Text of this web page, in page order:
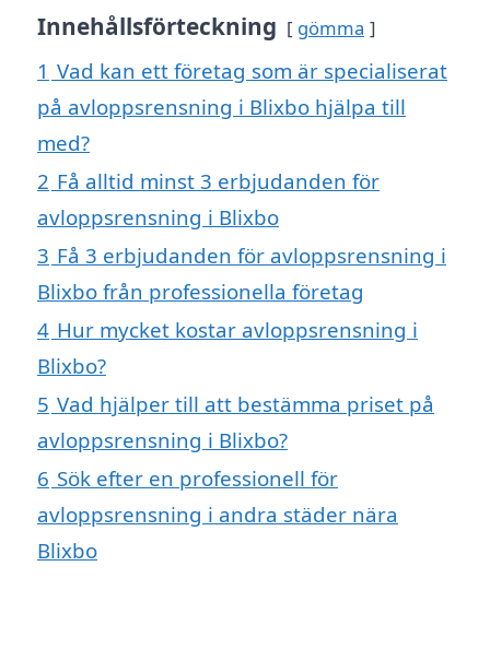
Innehållsförteckning gömma
1 Vad kan ett företag som är specialiserat
på avloppsrensning i Blixbo hjälpa till
med?
2 Få alltid minst 3 erbjudanden för
avloppsrensning i Blixbo
3 Få 3 erbjudanden för avloppsrensning i
Blixbo från professionella företag
4 Hur mycket kostar avloppsrensning i
Blixbo?
5 Vad hjälper till att bestämma priset på
avloppsrensning i Blixbo?
6 Sök efter en professionell för
avloppsrensning i andra städer nära
Blixbo